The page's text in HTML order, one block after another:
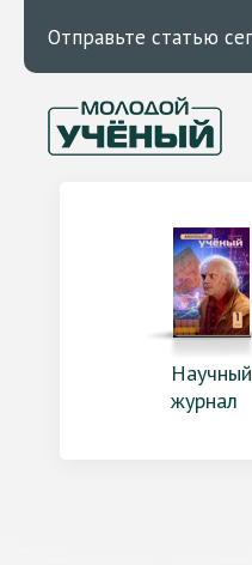
Отправьте статью
Научный
журнал